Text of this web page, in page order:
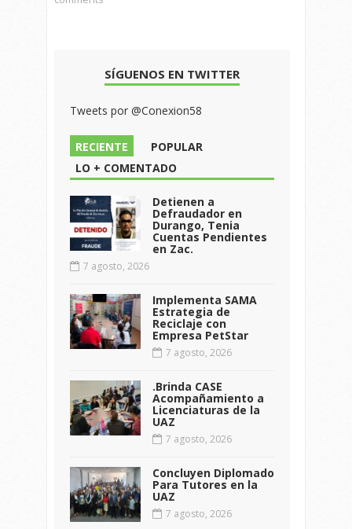
SÍGUENOS EN TWITTER
Tweets por @Conexion58
RECIENTE
POPULAR
LO + COMENTADO
Detienen a
Defraudador en
Durango, Tenia
Cuentas Pendientes
en Zac.
7 agosto, 2026
Implementa SAMA
Estrategia de
Reciclaje con
Empresa PetStar
7 agosto, 2026
.Brinda CASE
Acompañamiento a
Licenciaturas de la
UAZ
7 agosto, 2026
Concluyen Diplomado
Para Tutores en la
UAZ
7 agosto, 2026